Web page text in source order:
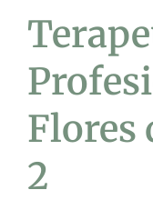
Flores
2